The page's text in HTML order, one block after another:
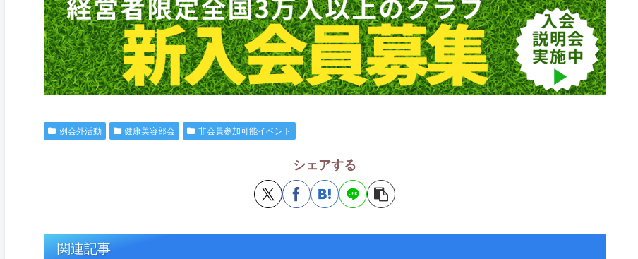
例会外活動 健康美容部会 非会員参加可能イベント
シェアする
関連記事